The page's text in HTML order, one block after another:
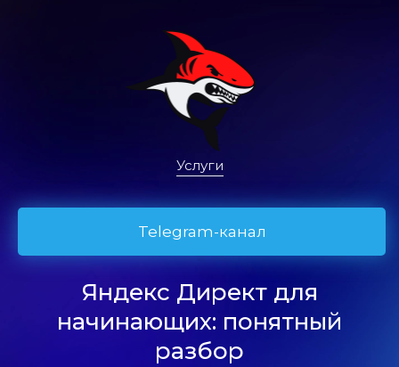
Услуги
Telegram-канал
Яндекс Директ для
начинающих: понятный
разбор